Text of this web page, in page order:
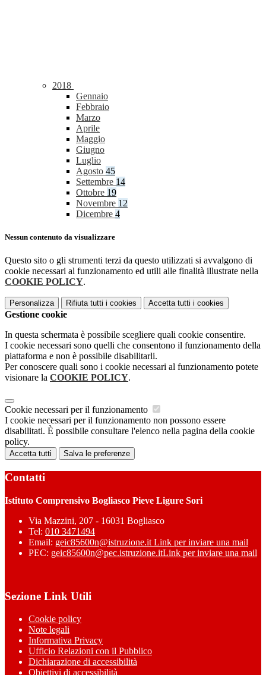
2018
Gennaio
Febbraio
Marzo
Aprile
Maggio
Giugno
Luglio
Agosto 45
Settembre 14
Ottobre 19
Novembre 12
Dicembre 4
Nessun contenuto da visualizzare
Questo sito o gli strumenti terzi da questo utilizzati si avvalgono di
cookie necessari al funzionamento ed utili alle finalità illustrate nella
COOKIE POLICY.
Personalizza Rifiuta tutti i cookies Accetta tutti i cookies
Gestione cookie
In questa schermata è possibile scegliere quali cookie consentire.
I cookie necessari sono quelli che consentono il funzionamento della
piattaforma e non è possibile disabilitarli.
Per conoscere quali sono i cookie necessari al funzionamento potete
visionare la COOKIE POLICY.
Cookie necessari per il funzionamento
I cookie necessari per il funzionamento non possono essere
disabilitati. È possibile consultare l'elenco nella pagina della cookie
policy.
Accetta tutti Salva le preferenze
Contatti
Istituto Comprensivo Bogliasco Pieve Ligure Sori
Via Mazzini, 207 - 16031 Bogliasco
Tel: 010 3471494
Email: geic85600n@istruzione.it Link per inviare una mail
PEC: geic85600n@pec.istruzione.itLink per inviare una mail
Sezione Link Utili
Cookie policy
Note legali
Informativa Privacy
Ufficio Relazioni con il Pubblico
Dichiarazione di accessibilità
Obiettivi di accessibilità